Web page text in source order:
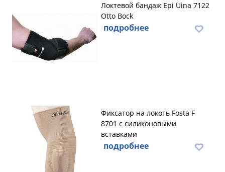
Локтевой бандаж Epi Uina 7122
Otto Bock
подробнее
Фиксатор на локоть Fosta F
8701 с силиконовыми
вставками
подробнее